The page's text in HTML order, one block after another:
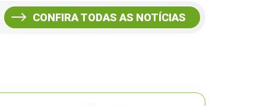
CONFIRA TODAS AS NOTÍCIAS